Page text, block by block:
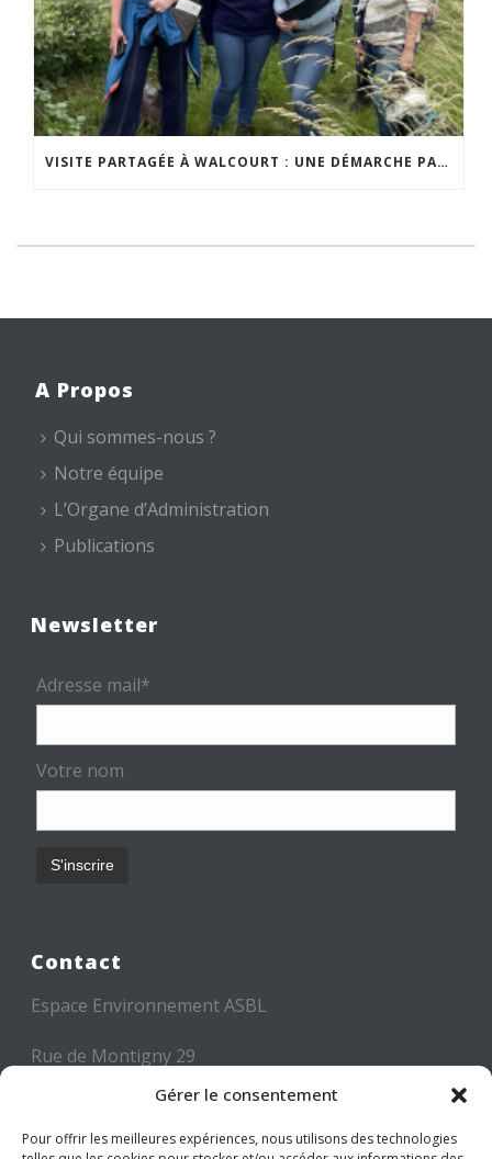
Gérer le consentement
Pour offrir les meilleures expériences, nous utilisons des technologies
VISITE PARTAGÉE À WALCOURT : UNE DÉMARCHE PARTICIPATIVE ANIMÉE PAR ESPACE ENVIRONNEMENT
A Propos
Qui sommes-nous ?
Notre équipe
L’Organe d’Administration
Publications
Newsletter
Adresse mail*
Votre nom
Contact
Espace Environnement ASBL
Rue de Montigny 29
6000 CHARLEROI
Tél: +32 71 300 300